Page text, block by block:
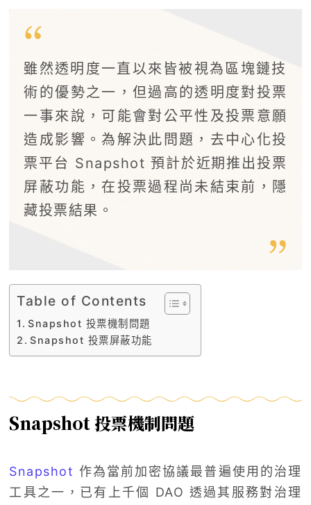
雖然透明度一直以來皆被視為區塊鏈技
術的優勢之一，但過高的透明度對投票
一事來說，可能會對公平性及投票意願
造成影響。為解決此問題，去中心化投
票平台 Snapshot 預計於近期推出投票
屏蔽功能，在投票過程尚未結束前，隱
藏投票結果。
Table of Contents
Snapshot 投票機制問題
Snapshot 投票屏蔽功能
Snapshot 投票機制問題
Snapshot 作為當前加密協議最普遍使用的治理
工具之一，已有上千個 DAO 透過其服務對治理